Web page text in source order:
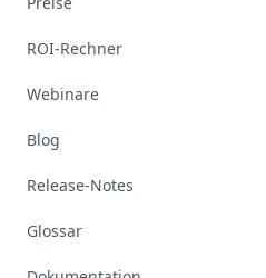
ROI-Rechner
Webinare
Blog
Release-Notes
Glossar